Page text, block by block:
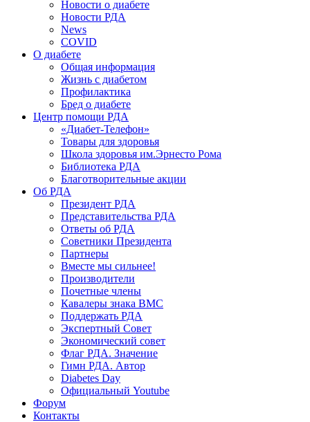
Новости о диабете
Новости РДА
News
COVID
О диабете
Общая информация
Жизнь с диабетом
Профилактика
Бред о диабете
Центр помощи РДА
«Диабет-Телефон»
Товары для здоровья
Школа здоровья им.Эрнесто Рома
Библиотека РДА
Благотворительные акции
Об РДА
Президент РДА
Представительства РДА
Ответы об РДА
Советники Президента
Партнеры
Вместе мы сильнее!
Производители
Почетные члены
Кавалеры знака ВМС
Поддержать РДА
Экспертный Совет
Экономический совет
Флаг РДА. Значение
Гимн РДА. Автор
Diabetes Day
Официальный Youtube
Форум
Контакты